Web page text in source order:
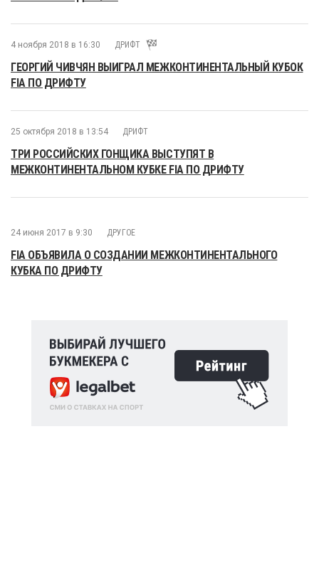
4 ноября 2018 в 16:30 ДРИФТ
ГЕОРГИЙ ЧИВЧЯН ВЫИГРАЛ МЕЖКОНТИНЕНТАЛЬНЫЙ КУБОК
FIA ПО ДРИФТУ
25 октября 2018 в 13:54 ДРИФТ
ТРИ РОССИЙСКИХ ГОНЩИКА ВЫСТУПЯТ В
МЕЖКОНТИНЕНТАЛЬНОМ КУБКЕ FIA ПО ДРИФТУ
24 июня 2017 в 9:30 ДРУГОЕ
FIA ОБЪЯВИЛА О СОЗДАНИИ МЕЖКОНТИНЕНТАЛЬНОГО
КУБКА ПО ДРИФТУ